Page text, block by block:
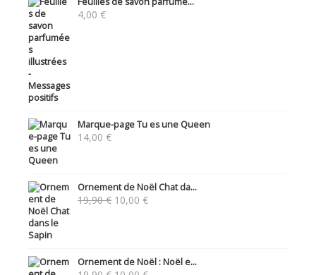
4,00 €
Marque-page Tu es une Queen
14,00 €
Ornement de Noël Chat da...
19,90€ Le
10,00 €Le
Ornement de Noël : Noël e...